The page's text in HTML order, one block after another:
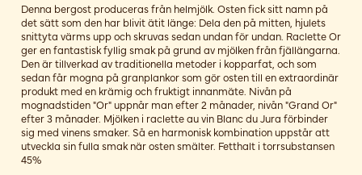
Denna bergost produceras från helmjölk. Osten fick sitt namn på
det sätt som den har blivit ätit länge: Dela den på mitten, hjulets
snittyta värms upp och skruvas sedan undan för undan. Raclette Or
ger en fantastisk fyllig smak på grund av mjölken från fjällängarna.
Den är tillverkad av traditionella metoder i kopparfat, och som
sedan får mogna på granplankor som gör osten till en extraordinär
produkt med en krämig och fruktigt innanmäte. Nivån på
mognadstiden "Or" uppnår man efter 2 månader, nivån "Grand Or"
efter 3 månader. Mjölken i raclette au vin Blanc du Jura förbinder
sig med vinens smaker. Så en harmonisk kombination uppstår att
utveckla sin fulla smak när osten smälter. Fetthalt i torrsubstansen
45%